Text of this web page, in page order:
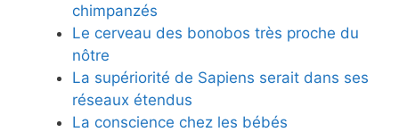
chimpanzés
Le cerveau des bonobos très proche du
nôtre
La supériorité de Sapiens serait dans ses
réseaux étendus
La conscience chez les bébés